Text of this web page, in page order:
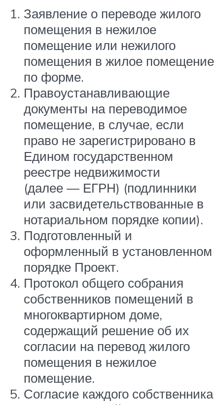
Заявление о переводе жилого
помещения в нежилое
помещение или нежилого
помещения в жилое помещение
по форме.
Правоустанавливающие
документы на переводимое
помещение, в случае, если
право не зарегистрировано в
Едином государственном
реестре недвижимости
(далее — ЕГРН) (подлинники
или засвидетельствованные в
нотариальном порядке копии).
Подготовленный и
оформленный в установленном
порядке Проект.
Протокол общего собрания
собственников помещений в
многоквартирном доме,
содержащий решение об их
согласии на перевод жилого
помещения в нежилое
помещение.
Согласие каждого собственника